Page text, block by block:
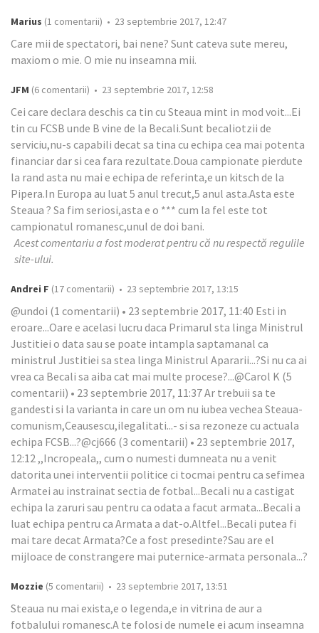
Marius (1 comentarii) • 23 septembrie 2017, 12:47
Care mii de spectatori, bai nene? Sunt cateva sute mereu,
maxiom o mie. O mie nu inseamna mii.
JFM (6 comentarii) • 23 septembrie 2017, 12:58
Cei care declara deschis ca tin cu Steaua mint in mod voit...Ei
tin cu FCSB unde B vine de la Becali.Sunt becaliotzii de
serviciu,nu-s capabili decat sa tina cu echipa cea mai potenta
financiar dar si cea fara rezultate.Doua campionate pierdute
la rand asta nu mai e echipa de referinta,e un kitsch de la
Pipera.In Europa au luat 5 anul trecut,5 anul asta.Asta este
Steaua ? Sa fim seriosi,asta e o *** cum la fel este tot
campionatul romanesc,unul de doi bani.
Acest comentariu a fost moderat pentru că nu respectă regulile
site-ului.
Andrei F (17 comentarii) • 23 septembrie 2017, 13:15
@undoi (1 comentarii) • 23 septembrie 2017, 11:40 Esti in
eroare...Oare e acelasi lucru daca Primarul sta linga Ministrul
Justitiei o data sau se poate intampla saptamanal ca
ministrul Justitiei sa stea linga Ministrul Apararii...?Si nu ca ai
vrea ca Becali sa aiba cat mai multe procese?...@Carol K (5
comentarii) • 23 septembrie 2017, 11:37 Ar trebuii sa te
gandesti si la varianta in care un om nu iubea vechea Steaua-
comunism,Ceausescu,ilegalitati...- si sa rezoneze cu actuala
echipa FCSB...?@cj666 (3 comentarii) • 23 septembrie 2017,
12:12 ,,Incropeala,, cum o numesti dumneata nu a venit
datorita unei interventii politice ci tocmai pentru ca sefimea
Armatei au instrainat sectia de fotbal...Becali nu a castigat
echipa la zaruri sau pentru ca odata a facut armata...Becali a
luat echipa pentru ca Armata a dat-o.Altfel...Becali putea fi
mai tare decat Armata?Ce a fost presedinte?Sau are el
mijloace de constrangere mai puternice-armata personala...?
Mozzie (5 comentarii) • 23 septembrie 2017, 13:51
Steaua nu mai exista,e o legenda,e in vitrina de aur a
fotbalului romanesc.A te folosi de numele ei acum inseamna